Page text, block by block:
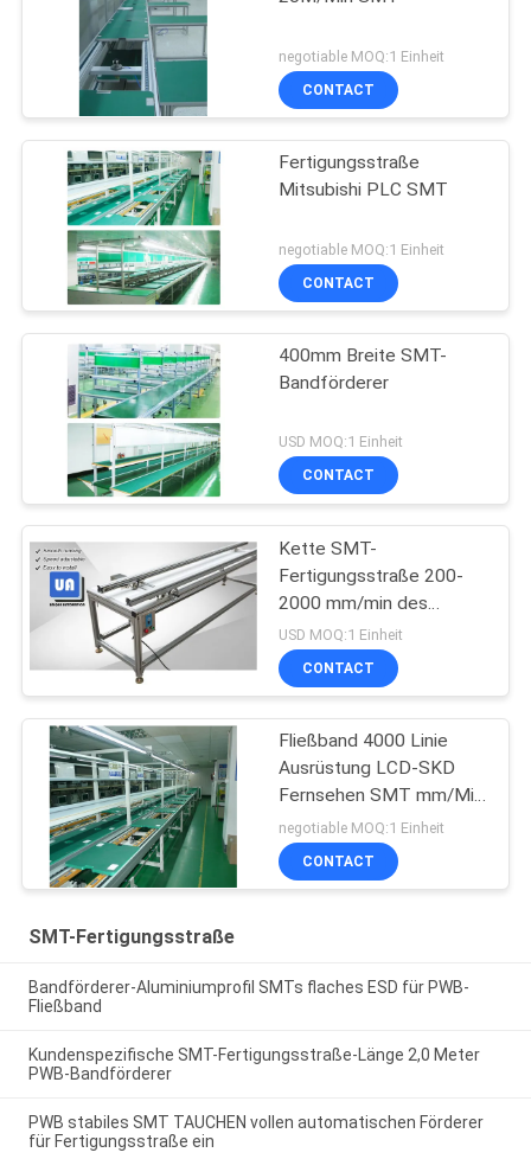
negotiable MOQ:1 Einheit
CONTACT
Fertigungsstraße
Mitsubishi PLC SMT
negotiable MOQ:1 Einheit
CONTACT
400mm Breite SMT-
Bandförderer
USD MOQ:1 Einheit
CONTACT
Kette SMT-
Fertigungsstraße 200-
2000 mm/min des
Edelstahl-60KG
USD MOQ:1 Einheit
CONTACT
Fließband 4000 Linie
Ausrüstung LCD-SKD
Fernsehen SMT mm/Min
SMT
negotiable MOQ:1 Einheit
CONTACT
SMT-Fertigungsstraße
Bandförderer-Aluminiumprofil SMTs flaches ESD für PWB-
Fließband
Kundenspezifische SMT-Fertigungsstraße-Länge 2,0 Meter
PWB-Bandförderer
PWB stabiles SMT TAUCHEN vollen automatischen Förderer
für Fertigungsstraße ein